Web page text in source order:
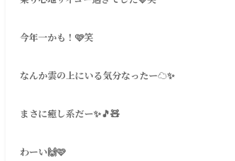
今年一かも！🩷笑
なんか雲の上にいる気分なったー☁️✨
まさに癒し系だー✨🎵🧸
わーい🙌🩷